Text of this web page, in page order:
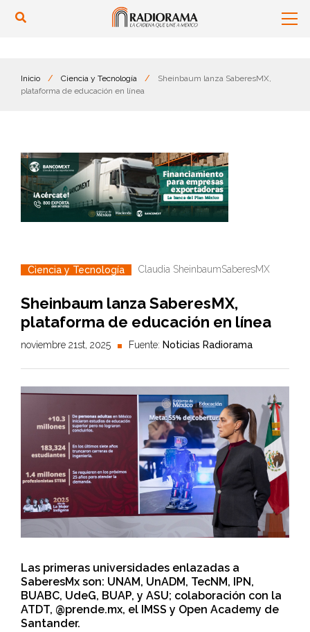
Inicio / Ciencia y Tecnología /
Sheinbaum lanza SaberesMX,
plataforma de educación en línea
Ciencia y Tecnología Claudia SheinbaumSaberesMX
Sheinbaum lanza SaberesMX,
plataforma de educación en línea
noviembre 21st, 2025 Fuente: Noticias Radiorama
Las primeras universidades enlazadas a
SaberesMx son: UNAM, UnADM, TecNM, IPN,
BUABC, UdeG, BUAP, y ASU; colaboración con la
ATDT, @prende.mx, el IMSS y Open Academy de
Santander.